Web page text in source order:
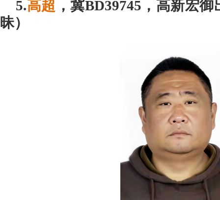
5.高超 ，冀BD39745，高新宏
昧）